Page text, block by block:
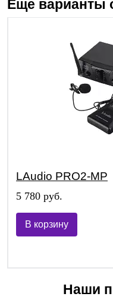
Еще варианты
LAudio PRO2-MP
5 780 руб.
В корзину
Наши